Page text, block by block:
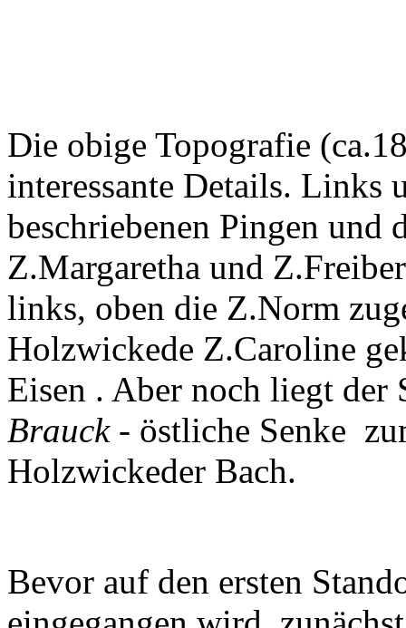
Die obige Topografie
interessante Details. Links
beschriebenen Pingen und
Z.Margaretha und
links, oben die Z.Norm
Holzwickede Z.Caroline
Eisen . Aber noch liegt
Brauck- östliche Senke
Holzwickeder Bach.
Bevor auf den ersten